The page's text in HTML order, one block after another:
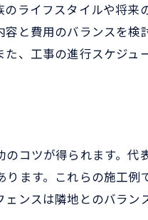
外構工事実例と施工ポイ
構工事施工例を徹底紹介
工例でわかる外構工事の
工事プランの考え方
内で実現するプラン作成
外構工事費用調整のコツ
ライフスタイルや将
と費用のバランスを
、工事の進行スケジ
コツが得られます。
ます。これらの施工
ンスは隣地とのバラ